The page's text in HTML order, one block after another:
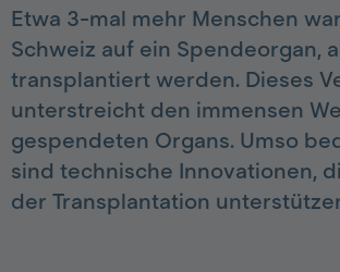
Etwa 3-mal mehr Menschen
Schweiz auf ein Spendeorgan,
transplantiert werden. Dieses
unterstreicht den immensen
gespendeten Organs. Umso
sind technische Innovationen,
der Transplantation